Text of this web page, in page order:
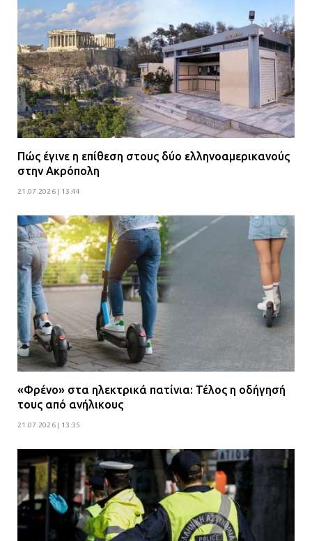
Πώς έγινε η επίθεση στους δύο ελληνοαμερικανούς
στην Ακρόπολη
21.07.2026 | 13:44
«Φρένο» στα ηλεκτρικά πατίνια: Τέλος η οδήγησή
τους από ανήλικους
21.07.2026 | 13:35